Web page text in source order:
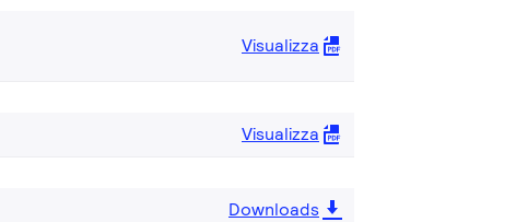
Visualizza
Visualizza
Downloads